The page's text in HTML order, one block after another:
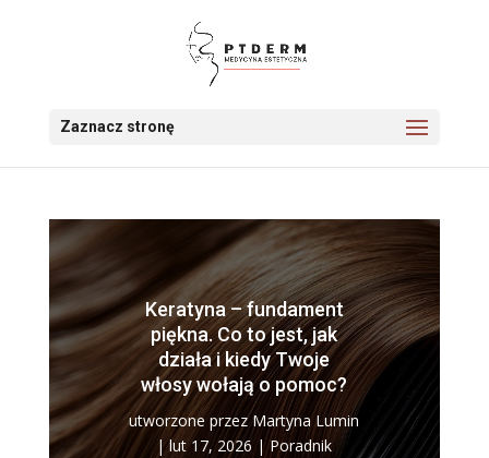
Zaznacz stronę
Keratyna – fundament
piękna. Co to jest, jak
działa i kiedy Twoje
włosy wołają o pomoc?
utworzone przezMartyna Lumin
|lut 17, 2026 |Poradnik